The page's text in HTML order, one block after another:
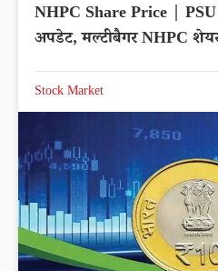
NHPC Share Price |
अपडेट, मल्टीबैगर NHPC
Stock Market